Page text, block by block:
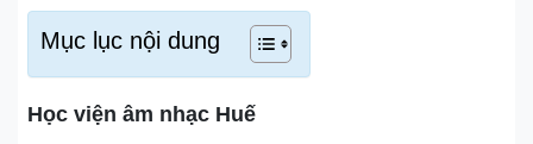
Mục lục nội dung
Học viện âm nhạc Huế